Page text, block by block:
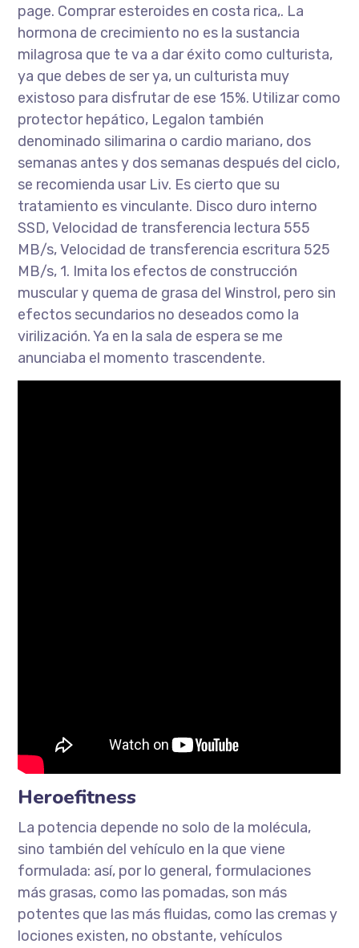
page. Comprar esteroides en costa rica,. La
hormona de crecimiento no es la sustancia
milagrosa que te va a dar éxito como culturista,
ya que debes de ser ya, un culturista muy
existoso para disfrutar de ese 15%. Utilizar como
protector hepático, Legalon también
denominado silimarina o cardio mariano, dos
semanas antes y dos semanas después del ciclo,
se recomienda usar Liv. Es cierto que su
tratamiento es vinculante. Disco duro interno
SSD, Velocidad de transferencia lectura 555
MB/s, Velocidad de transferencia escritura 525
MB/s, 1. Imita los efectos de construcción
muscular y quema de grasa del Winstrol, pero sin
efectos secundarios no deseados como la
virilización. Ya en la sala de espera se me
anunciaba el momento trascendente.
Heroefitness
La potencia depende no solo de la molécula,
sino también del vehículo en la que viene
formulada: así, por lo general, formulaciones
más grasas, como las pomadas, son más
potentes que las más fluidas, como las cremas y
lociones existen, no obstante, vehículos